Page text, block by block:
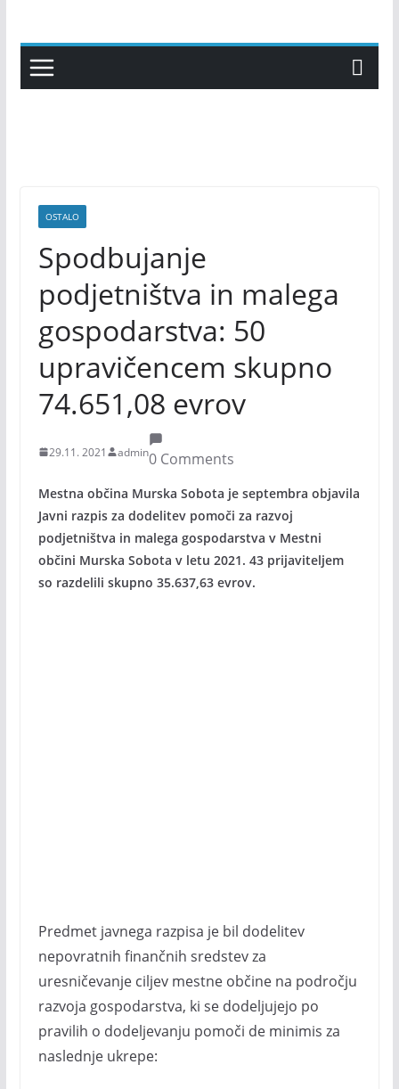
content
OSTALO
Spodbujanje
podjetništva in malega
gospodarstva: 50
upravičencem skupno
74.651,08 evrov
29.11. 2021 admin0 Comments
Mestna občina Murska Sobota je septembra objavila
Javni razpis za dodelitev pomoči za razvoj
podjetništva in malega gospodarstva v Mestni
občini Murska Sobota v letu 2021. 43 prijaviteljem
so razdelili skupno 35.637,63 evrov.
Predmet javnega razpisa je bil dodelitev
nepovratnih finančnih sredstev za
uresničevanje ciljev mestne občine na področju
razvoja gospodarstva, ki se dodeljujejo po
pravilih o dodeljevanju pomoči de minimis za
naslednje ukrepe: